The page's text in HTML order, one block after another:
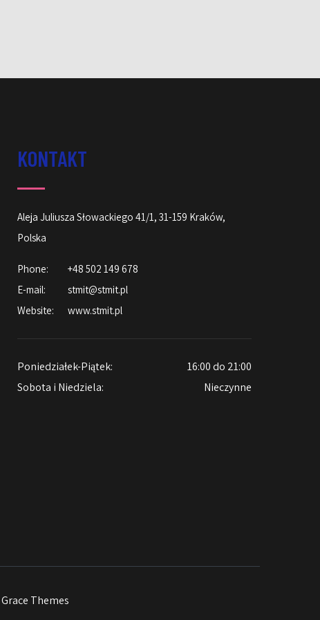
KONTAKT
Aleja Juliusza Słowackiego 41/1, 31-159 Kraków,
Polska
Phone:
+48 502 149 678
E-mail:
stmit@stmit.pl
Website:
www.stmit.pl
Poniedziałek-Piątek:
16:00 do 21:00
Sobota i Niedziela:
Nieczynne
Grace Themes